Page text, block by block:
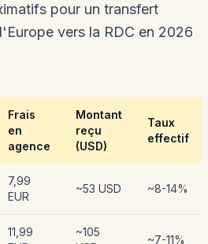
pour un transfert
vers la RDC en 2026
Frais
en
agence
Montant
reçu
(USD)
Taux
effectif
7,99
EUR
~53 USD ~8-14%
11,99
~105
~7-11%